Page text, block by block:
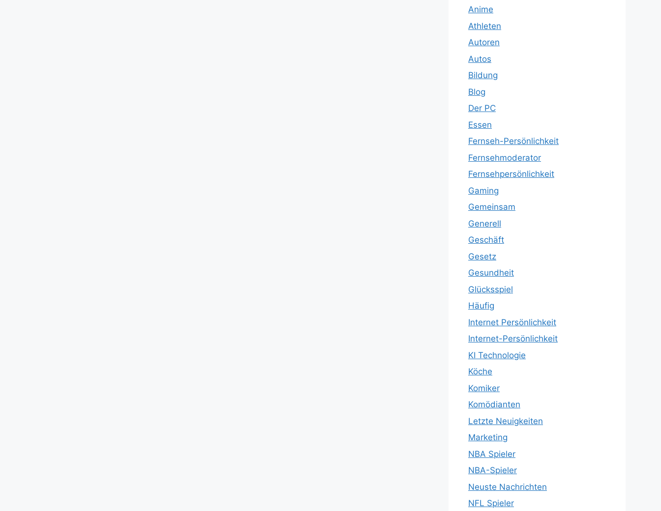
Anime
Athleten
Autoren
Autos
Bildung
Blog
Der PC
Essen
Fernseh-Persönlichkeit
Fernsehmoderator
Fernsehpersönlichkeit
Gaming
Gemeinsam
Generell
Geschäft
Gesetz
Gesundheit
Glücksspiel
Häufig
Internet Persönlichkeit
Internet-Persönlichkeit
KI Technologie
Köche
Komiker
Komödianten
Letzte Neuigkeiten
Marketing
NBA Spieler
NBA-Spieler
Neuste Nachrichten
NFL Spieler